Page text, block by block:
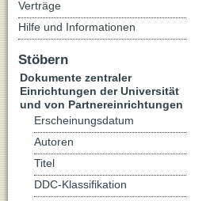
Verträge
Hilfe und Informationen
Stöbern
Dokumente zentraler
Einrichtungen der Universität
und von Partnereinrichtungen
Erscheinungsdatum
Autoren
Titel
DDC-Klassifikation